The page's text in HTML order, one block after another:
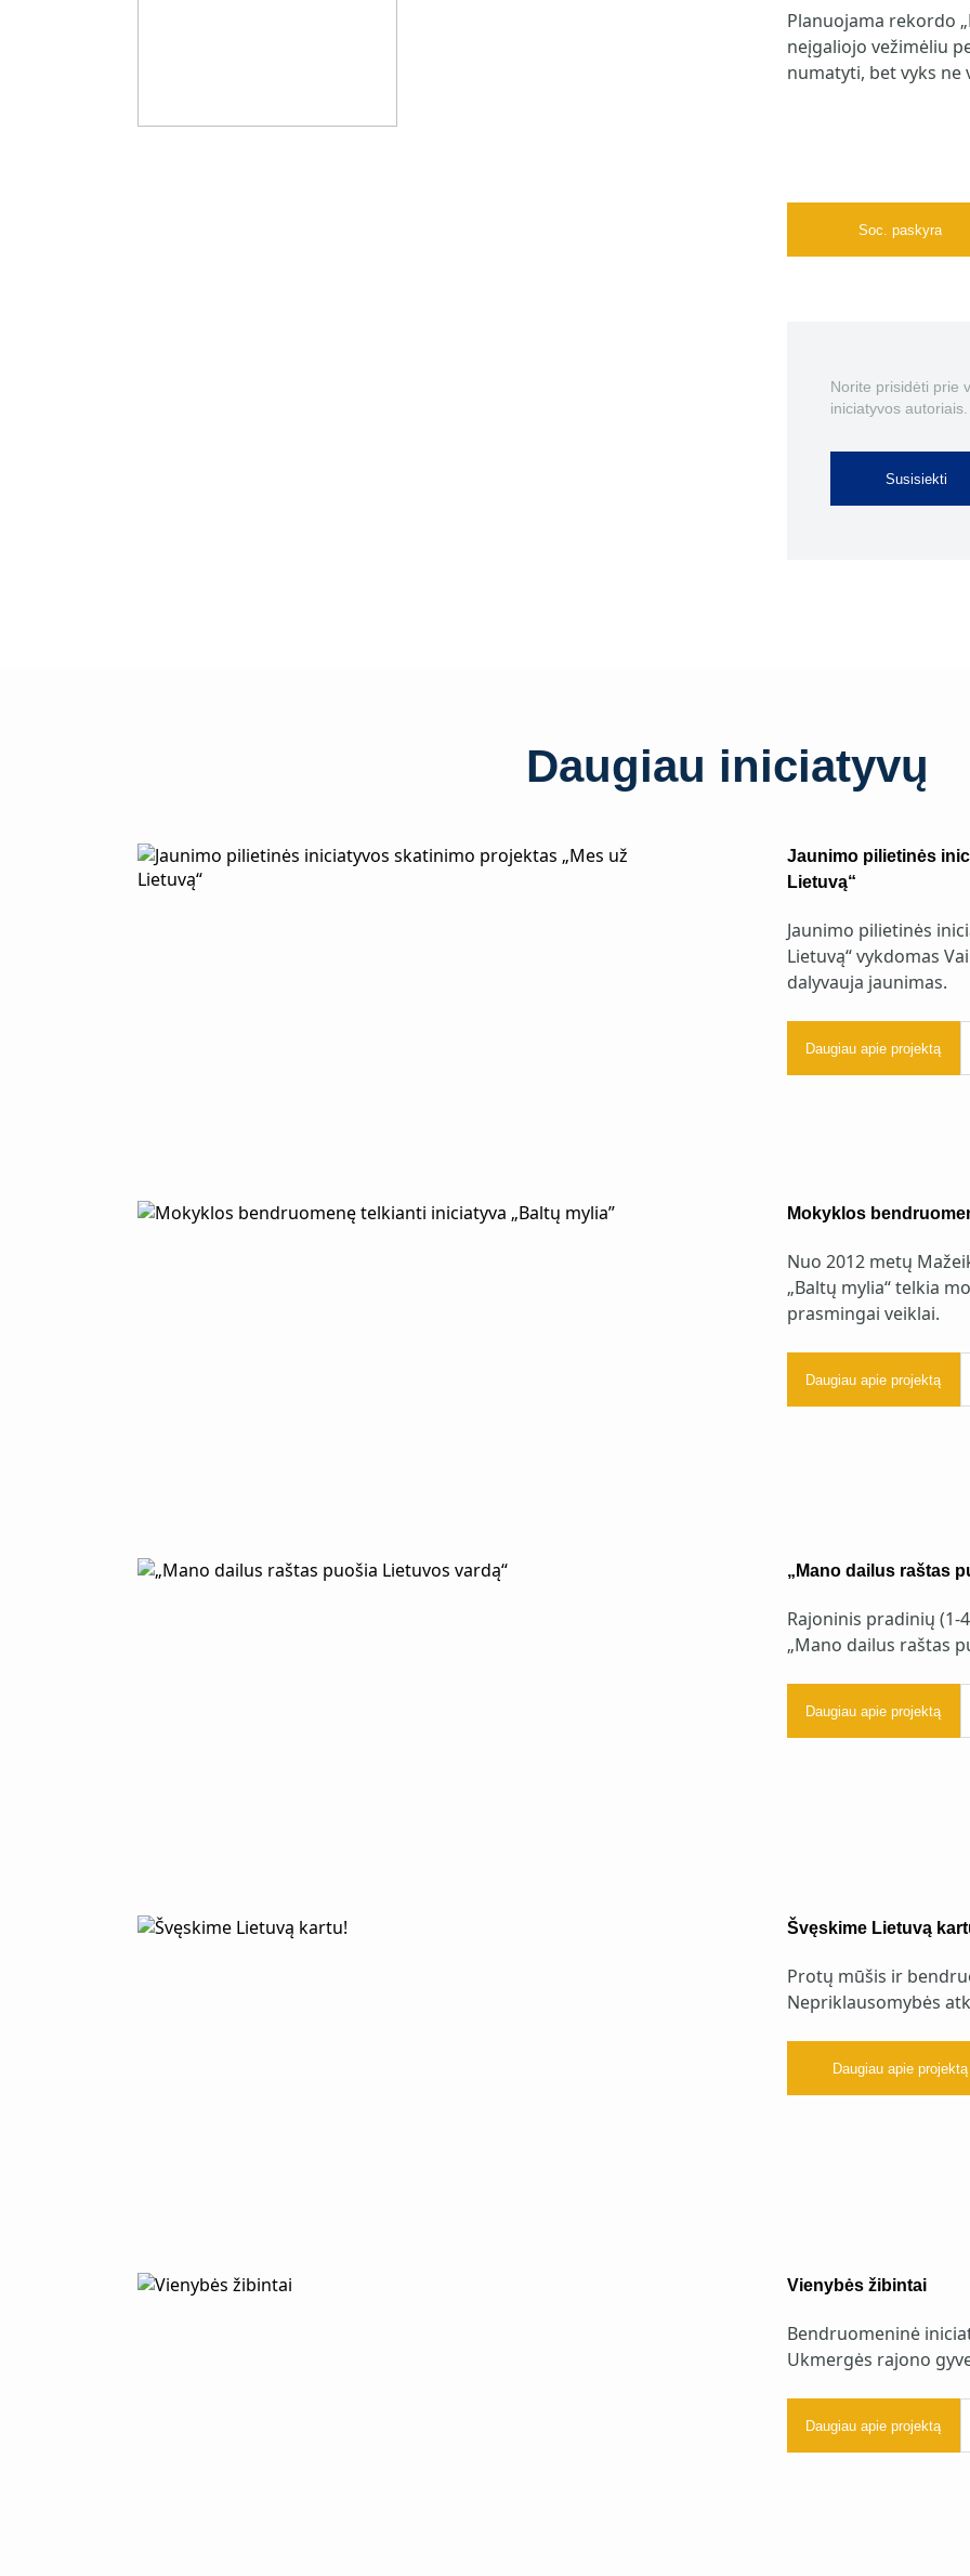
Planuojama rekordo
neįgaliojo vežimėliu
numatyti, bet vyks ne
Soc. paskyra
Norite prisidėti prie
iniciatyvos autoriais.
Susisiekti
Daugiau iniciatyvų
Jaunimo pilietinės
Lietuvą“
Jaunimo pilietinės
Lietuvą“ vykdomas
dalyvauja jaunimas.
Daugiau apie projektą
Mokyklos
Nuo 2012 metų
„Baltų mylia“ telkia
prasmingai veiklai.
Daugiau apie projektą
„Mano dailus raštas
Rajoninis pradinių
„Mano dailus raštas
Daugiau apie projektą
Švęskime Lietuvą
Protų mūšis ir
Nepriklausomybės
Daugiau apie projektą
Vienybės žibintai
Bendruomeninė
Ukmergės rajono
Daugiau apie projektą